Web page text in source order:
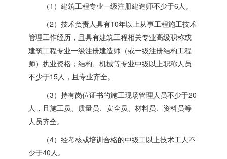
（1）建筑工程专业一级注册建造师不少于6人。
（2）技术负责人具有10年以上从事工程施工技术
管理工作经历，且具有建筑工程相关专业高级职称或
建筑工程专业一级注册建造师（或一级注册结构工程
师）执业资格；结构、机械等专业中级以上职称人员
不少于15人，且专业齐全。
（3）持有岗位证书的施工现场管理人员不少于20
人，且施工员、质量员、安全员、材料员、资料员等
人员齐全。
（4）经考核或培训合格的中级工以上技术工人不
少于40人。